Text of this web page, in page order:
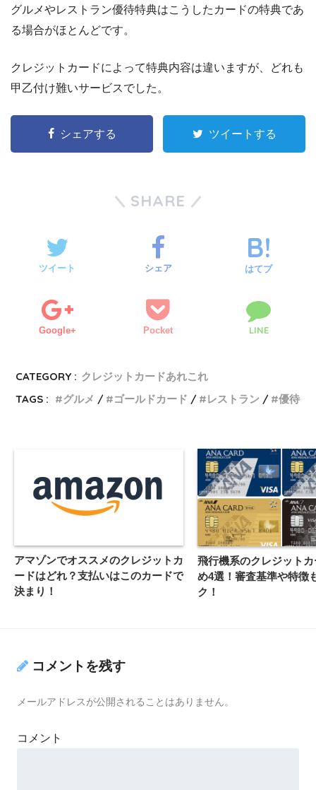
グルメやレストラン優待特典はこうしたカードの特典であ
る場合がほとんどです。
クレジットカードによって特典内容は違いますが、どれも
甲乙付け難いサービスでした。
シェアする ツイートする
SHARE
ツイート シェア はてブ
Google+ Pocket LINE
CATEGORY : クレジットカードあれこれ
TAGS :
グルメ ゴールドカード レストラン 優待
アマゾンでオススメのクレジットカ
ードはどれ？支払いはこのカードで
決まり！
飛行機系のクレジット
め4選！審査基準や特徴
ク！
コメントを残す
メールアドレスが公開されることはありません。
コメント